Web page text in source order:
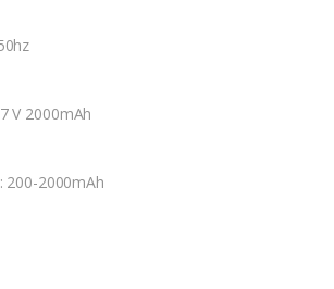
V 2000mAh
200-2000mAh